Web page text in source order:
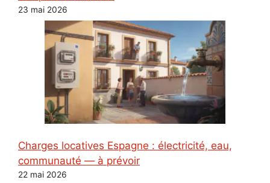
23 mai 2026
Charges locatives Espagne : électricité, eau,
communauté — à prévoir
22 mai 2026